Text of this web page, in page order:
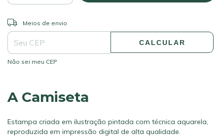
Entregas para o CEP:
Meios de envio
CALCULAR
Não sei meu CEP
A Camiseta
Estampa criada em ilustração pintada com técnica aquarela,
reproduzida em impressão digital de alta qualidade.